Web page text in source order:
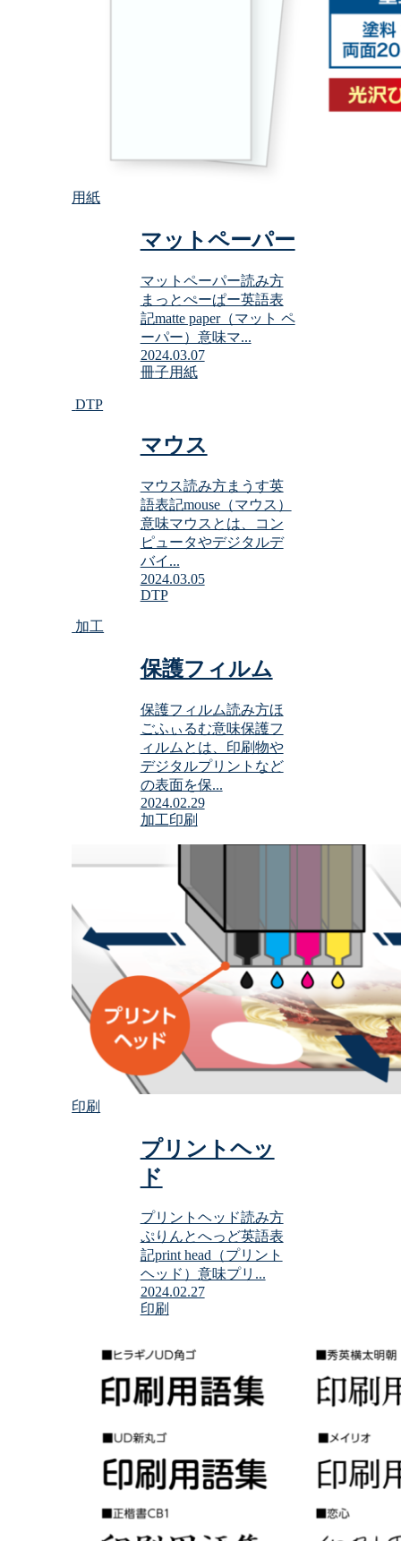
用紙
マットペーパー
マットペーパー読み方
まっとぺーぱー英語表
記matte paper（マット ペ
ーパー）意味マ...
2024.03.07
冊子用紙
DTP
マウス
マウス読み方まうす英
語表記mouse（マウス）
意味マウスとは、コン
ピュータやデジタルデ
バイ...
2024.03.05
DTP
加工
保護フィルム
保護フィルム読み方ほ
ごふぃるむ意味保護フ
ィルムとは、印刷物や
デジタルプリントなど
の表面を保...
2024.02.29
加工印刷
印刷
プリントヘッ
ド
プリントヘッド読み方
ぷりんとへっど英語表
記print head（プリント
ヘッド）意味プリ...
2024.02.27
印刷